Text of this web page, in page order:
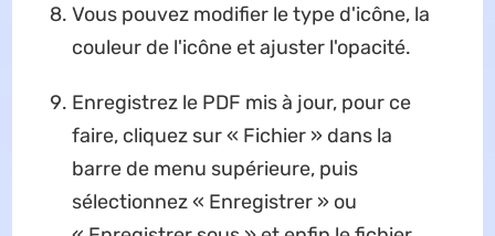
Vous pouvez modifier le type d'icône, la
couleur de l'icône et ajuster l'opacité.
Enregistrez le PDF mis à jour, pour ce
faire, cliquez sur « Fichier » dans la
barre de menu supérieure, puis
sélectionnez « Enregistrer » ou